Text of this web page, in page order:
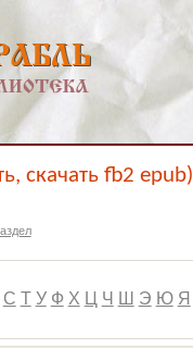
скачать fb2 epub)
С Т У Ф Х Ц Ч Ш Э Ю Я